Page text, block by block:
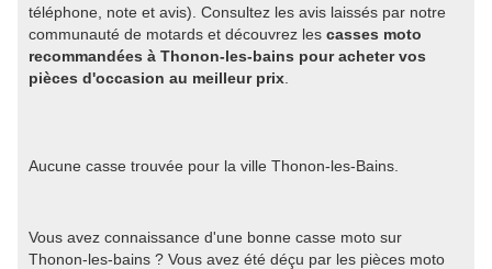
téléphone, note et avis). Consultez les avis laissés par notre
communauté de motards et découvrez les casses moto
recommandées à Thonon-les-bains pour acheter vos
pièces d'occasion au meilleur prix
Aucune casse trouvée pour la ville Thonon-les-Bains.
Vous avez connaissance d'une bonne casse moto sur
Thonon-les-bains ? Vous avez été déçu par les pièces moto